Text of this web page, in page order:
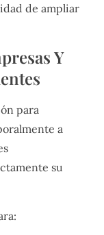
de ampliar
Y
para
a
su